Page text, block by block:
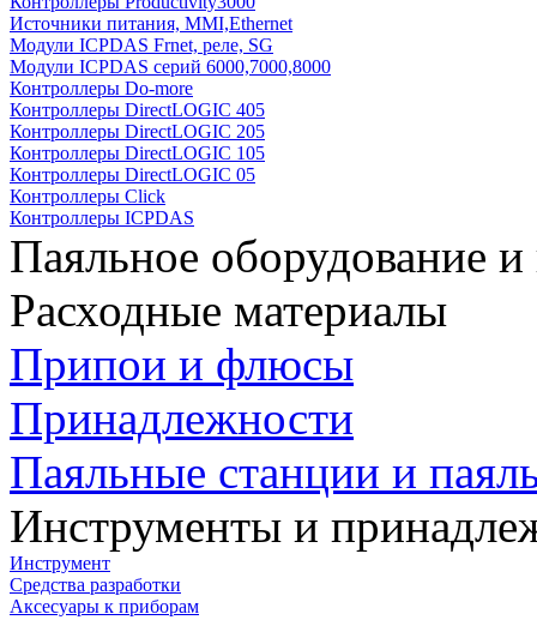
Источники питания, MMI,Ethernet
Модули ICPDAS Frnet, реле, SG
Модули ICPDAS серий 6000,7000,8000
Контроллеры Do-more
Контроллеры DirectLOGIC 405
Контроллеры DirectLOGIC 205
Контроллеры DirectLOGIC 105
Контроллеры DirectLOGIC 05
Контроллеры Click
Контроллеры ICPDAS
Паяльное оборудование
Расходные материалы
Припои и флюсы
Принадлежности
Паяльные станции и
Инструменты и
Инструмент
Средства разработки
Аксесуары к приборам